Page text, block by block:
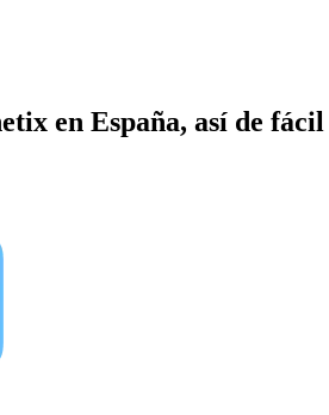
en España, así de fácil